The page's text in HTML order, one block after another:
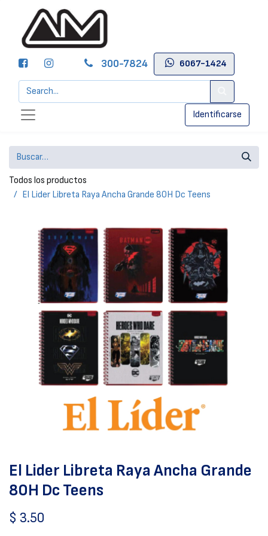
300-7824 6067-1424
Identificarse
Todos los productos
El Lider Libreta Raya Ancha Grande 80H Dc Teens
El Lider Libreta Raya Ancha Grande
80H Dc Teens
$ 3.50